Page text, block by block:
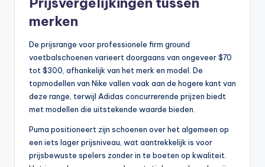
merken
De prijsrange voor professionele firm ground
voetbalschoenen varieert doorgaans van ongeveer $70
tot $300, afhankelijk van het merk en model. De
topmodellen van Nike vallen vaak aan de hogere kant van
deze range, terwijl Adidas concurrerende prijzen biedt
met modellen die uitstekende waarde bieden.
Puma positioneert zijn schoenen over het algemeen op
een iets lager prijsniveau, wat aantrekkelijk is voor
prijsbewuste spelers zonder in te boeten op kwaliteit.